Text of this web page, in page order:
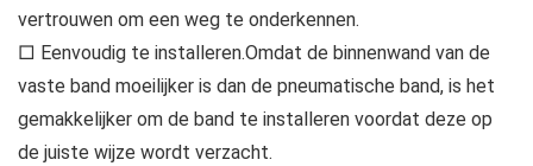
vertrouwen om een ​​weg te onderkennen.
□ Eenvoudig te installeren.Omdat de binnenwand van de
vaste band moeilijker is dan de pneumatische band, is het
gemakkelijker om de band te installeren voordat deze op
de juiste wijze wordt verzacht.